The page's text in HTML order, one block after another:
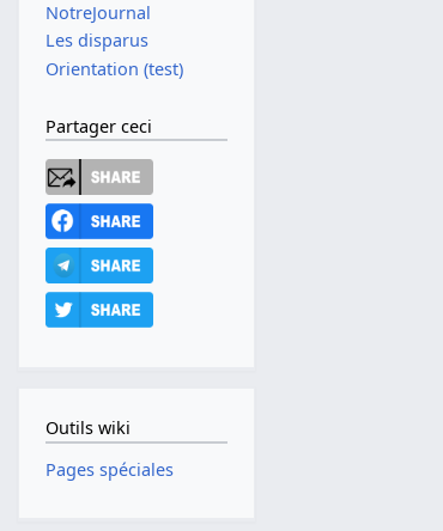
NotreJournal
Les disparus
Orientation (test)
Partager ceci
Outils wiki
Pages spéciales